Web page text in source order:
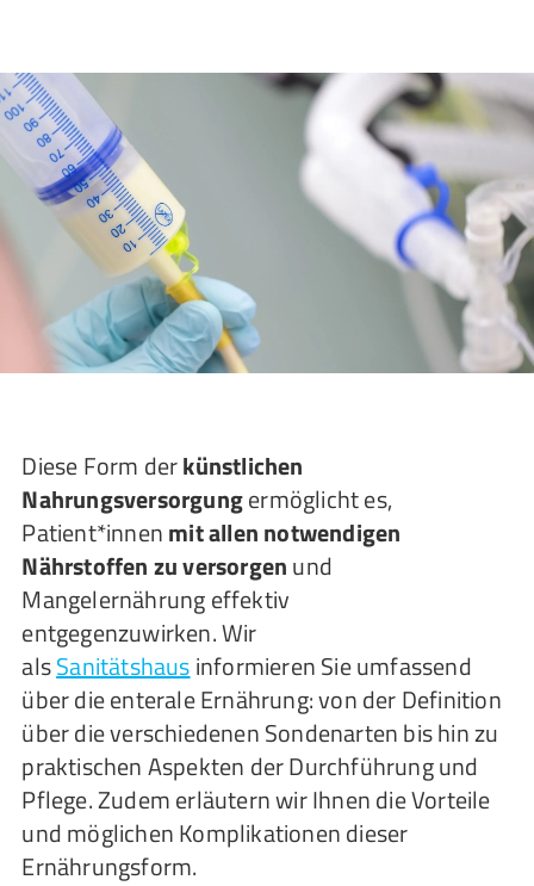
Diese Form derkünstlichen
Nahrungsversorgungermöglicht es,
Patient*innenmit allen notwendigen
Nährstoffen zu versorgenund
Mangelernährung effektiv
entgegenzuwirken. Wir
alsSanitätshausinformieren Sie umfassend
über die enterale Ernährung: von der Definition
über die verschiedenen Sondenarten bis hin zu
praktischen Aspekten der Durchführung und
Pflege. Zudem erläutern wir Ihnen die Vorteile
und möglichen Komplikationen dieser
Ernährungsform.